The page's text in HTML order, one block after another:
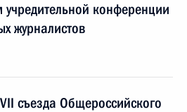
учредительной конференции
журналистов
съезда Общероссийского